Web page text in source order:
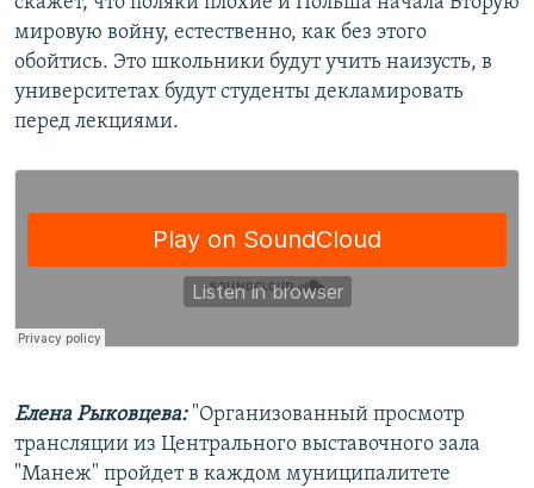
мировую войну, естественно, как без этого
обойтись. Это школьники будут учить наизусть, в
университетах будут студенты декламировать
перед лекциями.
Елена Рыковцева:"Организованный просмотр
трансляции из Центрального выставочного зала
"Манеж" пройдет в каждом муниципалитете